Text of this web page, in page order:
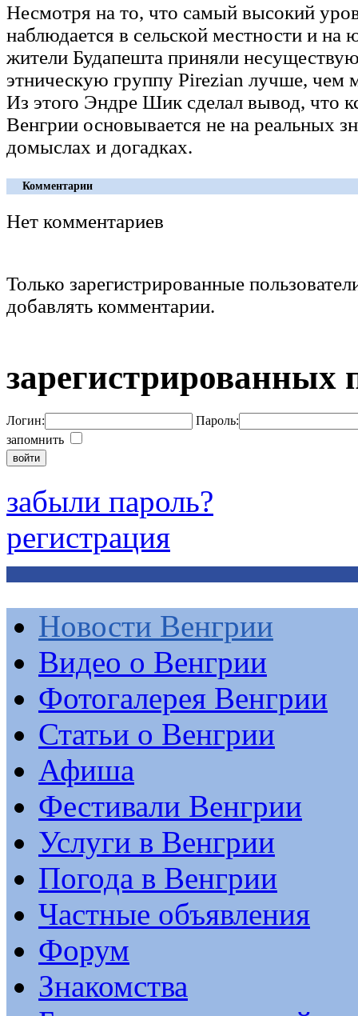
Несмотря на то, что самый высокий
наблюдается в сельской местности и на
жители Будапешта приняли
этническую группу Pirezian лучше, чем
Из этого Эндре Шик сделал вывод, что
Венгрии основывается не на реальных
домыслах и догадках.
Комментарии
Нет комментариев
Только зарегистрированные
добавлять комментарии.
зарегистрированных
Логин:
Пароль:
запомнить
забыли пароль?
регистрация
Новости Венгрии
Видео о Венгрии
Фотогалерея Венгрии
Статьи о Венгрии
Афиша
Фестивали Венгрии
Услуги в Венгрии
Погода в Венгрии
Частные объявления
Форум
Знакомства